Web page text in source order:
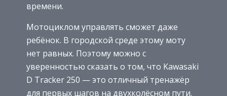
времени.
Мотоциклом управлять сможет даже
ребёнок. В городской среде этому моту
нет равных. Поэтому можно с
уверенностью сказать о том, что Kawasaki
D Tracker 250 — это отличный тренажёр
для первых шагов на двухколёсном пути.